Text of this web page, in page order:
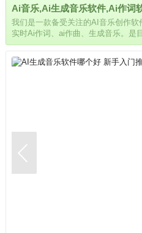
Ai音乐,Ai生成音乐软件,Ai作词
我们是一款备受关注的AI音乐创作
实时Ai作词、ai作曲、生成音乐。是